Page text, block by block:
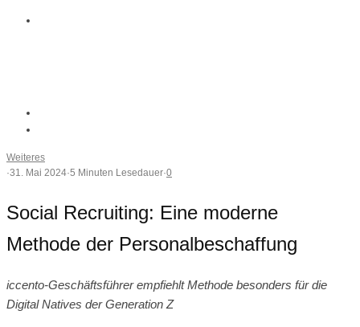
Weiteres
·31. Mai 2024·5 Minuten Lesedauer·0
Social Recruiting: Eine moderne
Methode der Personalbeschaffung
iccento-Geschäftsführer empfiehlt Methode besonders für die
Digital Natives der Generation Z